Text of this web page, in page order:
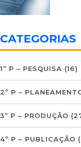
CATEGORIAS
1º P – PESQUISA (16)
2º P –
3º P – PRODUÇÃO
4º P – PUBLICAÇÃO